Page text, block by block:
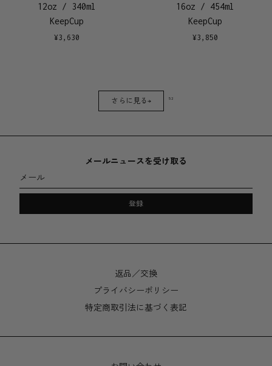
12oz / 340ml
KeepCup
¥3,630
16oz / 454ml
KeepCup
¥3,850
さらに見る→ 52
メールニュースを受け取る
メール
登録
返品／交換
プライバシーポリシー
特定商取引法に基づく表記